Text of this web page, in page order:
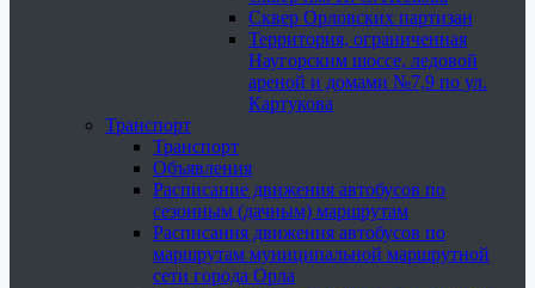
Сквер Орловских партизан
Территория, ограниченная
Наугорским шоссе, ледовой
ареной и домами №7,9 по ул.
Картукова
Транспорт
Транспорт
Объявления
Расписание движения автобусов по
сезонным (дачным) маршрутам
Расписания движения автобусов по
маршрутам муниципальной маршрутной
сети города Орла